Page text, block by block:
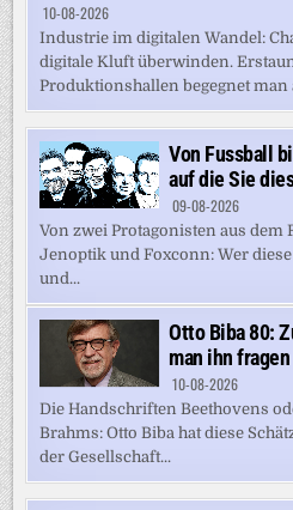
10-08-2026
Industrie im digitalen Wandel:
digitale Kluft überwinden.
Produktionshallen begegnet man
Von Fussball
auf die Sie
09-08-2026
Von zwei Protagonisten aus dem
Jenoptik und Foxconn: Wer
und...
Otto Biba 80:
man ihn fragen
10-08-2026
Die Handschriften Beethovens
Brahms: Otto Biba hat diese
der Gesellschaft...